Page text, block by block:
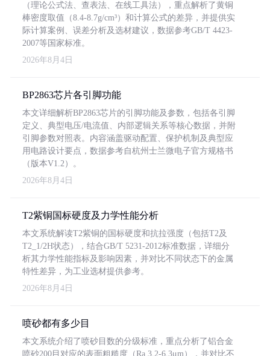
（理论公式法、查表法、在线工具法），重点解析了黄铜
棒密度取值（8.4-8.7g/cm³）和计算公式的差异，并提供实
际计算案例、误差分析及选材建议，数据参考GB/T 4423-
2007等国家标准。
2026年8月4日
BP2863芯片各引脚功能
本文详细解析BP2863芯片的引脚功能及参数，包括各引脚
定义、典型电压/电流值、内部逻辑关系等核心数据，并附
引脚参数对照表。内容涵盖驱动配置、保护机制及典型应
用电路设计要点，数据参考自杭州士兰微电子官方规格书
（版本V1.2）。
2026年8月4日
T2紫铜国标硬度及力学性能分析
本文系统解读T2紫铜的国标硬度和抗拉强度（包括T2及
T2_1/2H状态），结合GB/T 5231-2012标准数据，详细分
析其力学性能指标及影响因素，并对比不同状态下的金属
特性差异，为工业选材提供参考。
2026年8月4日
喷砂都有多少目
本文系统介绍了喷砂目数的分级标准，重点分析了铝合金
喷砂200目对应的表面粗糙度（Ra 3.2-6.3μm），并对比不